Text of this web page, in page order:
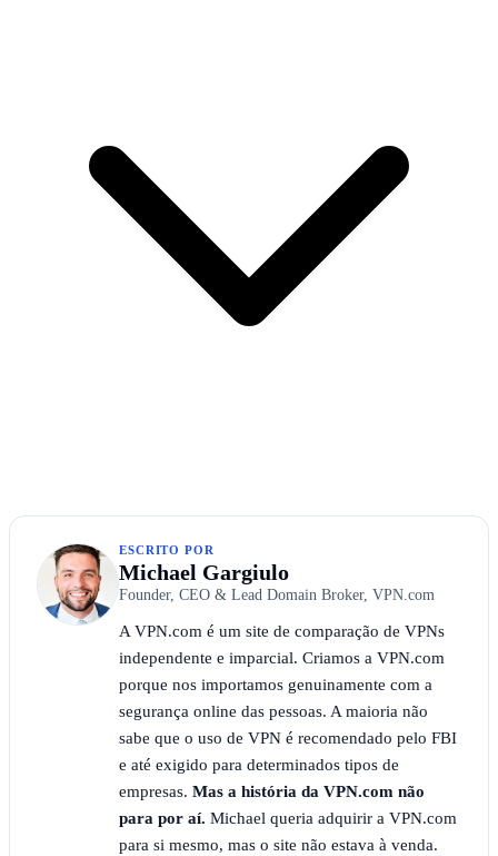
ESCRITO POR
Michael Gargiulo
Founder, CEO & Lead Domain Broker, VPN.com
A VPN.com é um site de comparação de VPNs
independente e imparcial. Criamos a VPN.com
porque nos importamos genuinamente com a
segurança online das pessoas. A maioria não
sabe que o uso de VPN é recomendado pelo FBI
e até exigido para determinados tipos de
empresas. Mas a história da VPN.com não
para por aí. Michael queria adquirir a VPN.com
para si mesmo, mas o site não estava à venda.